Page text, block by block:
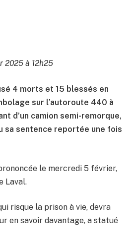
2025 à 12h25
4 morts et 15 blessés en
sur l’autoroute 440 à
d’un camion semi-remorque,
sa sentence reportée une fois
le mercredi 5 février,
Laval.
risque la prison à vie, devra
en savoir davantage, a statué